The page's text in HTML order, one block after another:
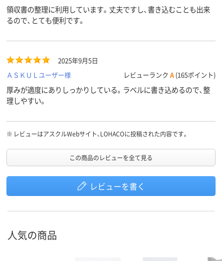
領収書の整理に利用しています。丈夫ですし、書き込むことも出来
るので、とても便利です。
2025年9月5日
ＡＳＫＵＬユーザー様
レビューランク A (165ポイント)
厚みが適度にありしっかりしている。ラベルに書き込めるので、整
理しやすい。
※ レビューはアスクルWebサイト、LOHACOに投稿された内容です。
この商品のレビューを全て見る
レビューを書く
人気の商品